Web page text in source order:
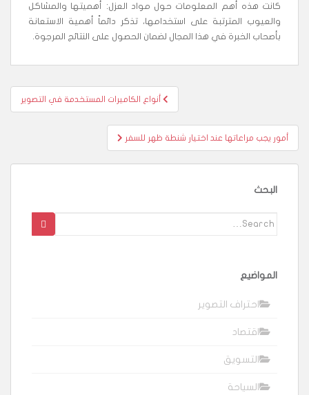
كانت هذه أهم المعلومات حول مواد العزل: أهميتها والمشاكل
والعيوب المترتبة على استخدامها، تذكر دائماً أهمية الاستعانة
بأصحاب الخبرة في هذا المجال لضمان الحصول على النتائج المرجوة.
أنواع الكاميرات المستخدمة في التصوير
أمور يجب مراعاتها عند اختيار شنطة ظهر للسفر
البحث
Search
المواضيع
احتراف التصوير
اقتصاد
التسويق
السياحة